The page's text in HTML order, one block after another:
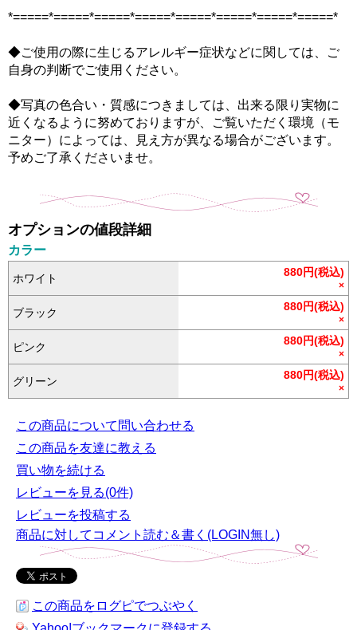
*=====*=====*=====*=====*=====*=====*=====*=====*
◆ご使用の際に生じるアレルギー症状などに関しては、ご
自身の判断でご使用ください。
◆写真の色合い・質感につきましては、出来る限り実物に
近くなるように努めておりますが、ご覧いただく環境（モ
ニター）によっては、見え方が異なる場合がございます。
予めご了承くださいませ。
オプションの値段詳細
カラー
ホワイト 880円(税込)
×
ブラック 880円(税込)
×
ピンク 880円(税込)
×
グリーン 880円(税込)
×
この商品について問い合わせる
この商品を友達に教える
買い物を続ける
レビューを見る(0件)
レビューを投稿する
商品に対してコメント読む＆書く(LOGIN無し)
この商品をログピでつぶやく